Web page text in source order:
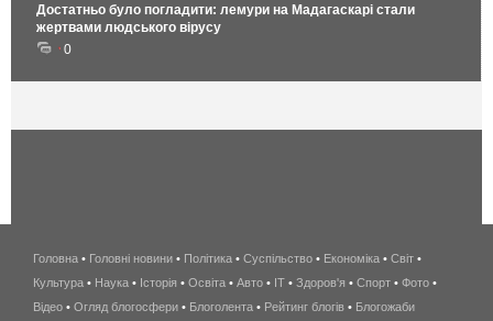
Достатньо було погладити: лемури на Мадагаскарі стали
жертвами людського вірусу
0
беспроводной
интернет
киев
Головна • Головні новини • Політика • Суспільство • Економіка • Світ •
Культура • Наука • Історія • Освіта • Авто • IT • Здоров'я • Спорт • Фото •
Відео • Огляд блогосфери • Блоголента • Рейтинг блогів • Блогожаби